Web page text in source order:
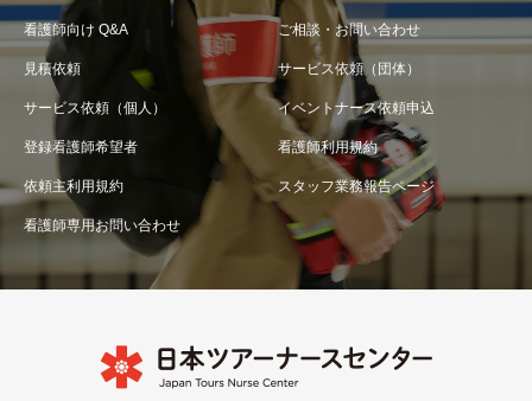
看護師向け Q&A ご相談・お問い合わせ
見積依頼 サービス依頼（団体）
サービス依頼（個人） イベントナース依頼申込
登録看護師希望者 看護師利用規約
依頼主利用規約 スタッフ業務報告ページ
看護師専用お問い合わせ